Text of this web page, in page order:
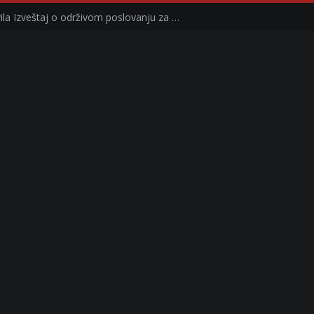
Kompanija Delez Srbija objavila Izveštaj o održivom poslovanju za 2025. godinu Briga o zajednici kroz program „Hrana za sve“ i edukaciju učenika